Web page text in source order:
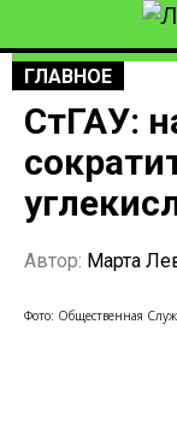
ГЛАВНОЕ
СтГАУ:
Автор: Марта
Фото: Общественная